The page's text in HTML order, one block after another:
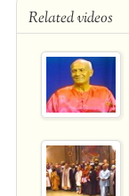
Related videos